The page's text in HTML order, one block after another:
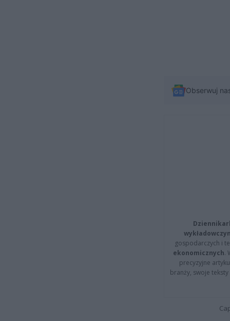
Obserwuj
gospodarczych i
ekonomicznych.
precyzyjne
branży, swoje